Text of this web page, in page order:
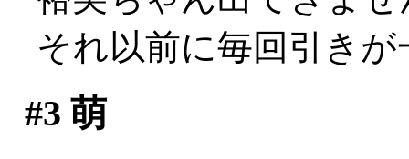
それ以前に毎回引き
#3 萌